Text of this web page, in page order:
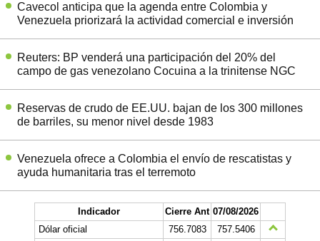
Cavecol anticipa que la agenda entre Colombia y
Venezuela priorizará la actividad comercial e inversión
Reuters: BP venderá una participación del 20% del
campo de gas venezolano Cocuina a la trinitense NGC
Reservas de crudo de EE.UU. bajan de los 300 millones
de barriles, su menor nivel desde 1983
Venezuela ofrece a Colombia el envío de rescatistas y
ayuda humanitaria tras el terremoto
Indicador Cierre Ant 07/08/2026
Dólar oficial
756.7083
757.5406